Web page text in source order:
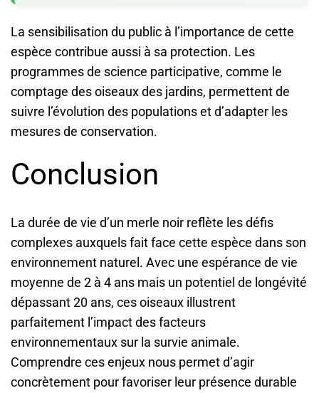
La sensibilisation du public à l’importance de cette
espèce contribue aussi à sa protection. Les
programmes de science participative, comme le
comptage des oiseaux des jardins, permettent de
suivre l’évolution des populations et d’adapter les
mesures de conservation.
Conclusion
La durée de vie d’un merle noir reflète les défis
complexes auxquels fait face cette espèce dans son
environnement naturel. Avec une espérance de vie
moyenne de 2 à 4 ans mais un potentiel de longévité
dépassant 20 ans, ces oiseaux illustrent
parfaitement l’impact des facteurs
environnementaux sur la survie animale.
Comprendre ces enjeux nous permet d’agir
concrètement pour favoriser leur présence durable